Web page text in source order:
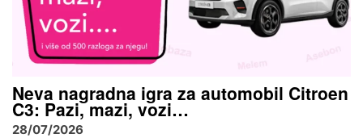
Neva nagradna igra za automobil Citroen
C3: Pazi, mazi, vozi…
28/07/2026